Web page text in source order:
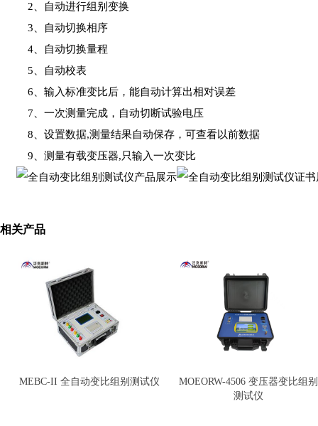
2、自动进行组别变换
3、自动切换相序
4、自动切换量程
5、自动校表
6、输入标准变比后，能自动计算出相对误差
7、一次测量完成，自动切断试验电压
8、设置数据,测量结果自动保存，可查看以前数据
9、测量有载变压器,只输入一次变比
相关产品
MEBC-II 全自动变比组别测试仪
MOEORW-4506 变压器变比组别
测试仪